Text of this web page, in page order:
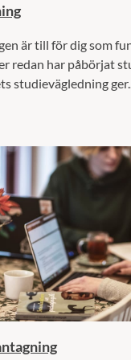
är till för dig som
redan har påbörjat
studievägledning ger...